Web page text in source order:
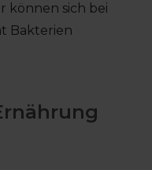
können sich bei
Bakterien